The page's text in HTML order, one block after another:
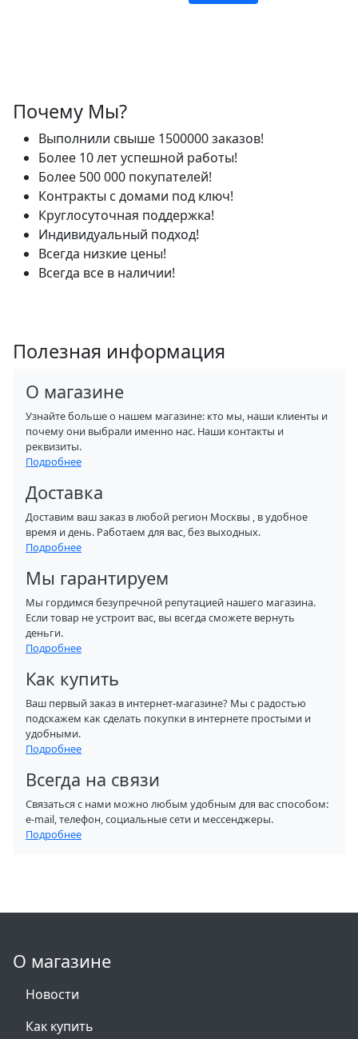
Почему Мы?
Выполнили свыше 1500000 заказов!
Более 10 лет успешной работы!
Более 500 000 покупателей!
Контракты с домами под ключ!
Круглосуточная поддержка!
Индивидуальный подход!
Всегда низкие цены!
Всегда все в наличии!
Полезная информация
О магазине
Узнайте больше о нашем магазине: кто мы, наши клиенты и
почему они выбрали именно нас. Наши контакты и
реквизиты.
Подробнее
Доставка
Доставим ваш заказ в любой регион Москвы , в удобное
время и день. Работаем для вас, без выходных.
Подробнее
Мы гарантируем
Мы гордимся безупречной репутацией нашего магазина.
Если товар не устроит вас, вы всегда сможете вернуть
деньги.
Подробнее
Как купить
Ваш первый заказ в интернет-магазине? Мы с радостью
подскажем как сделать покупки в интернете простыми и
удобными.
Подробнее
Всегда на связи
Связаться с нами можно любым удобным для вас способом:
e-mail, телефон, социальные сети и мессенджеры.
Подробнее
О магазине
Новости
Как купить